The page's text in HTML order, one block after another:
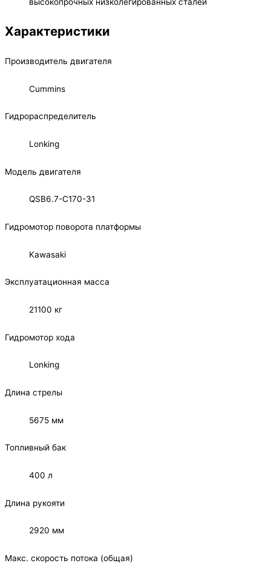
Характеристики
Производитель двигателя
Cummins
Гидрораспределитель
Lonking
Модель двигателя
QSB6.7-C170-31
Гидромотор поворота платформы
Kawasaki
Эксплуатационная масса
21100 кг
Гидромотор хода
Lonking
Длина стрелы
5675 мм
Топливный бак
400 л
Длина рукояти
2920 мм
Макс. скорость потока (общая)